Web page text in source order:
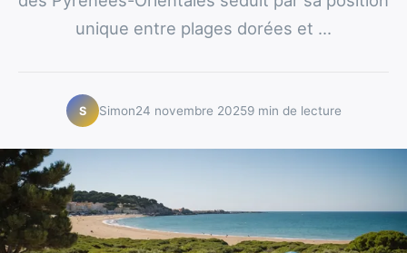
unique entre plages dorées et ...
S Simon24 novembre 20259 min de lecture